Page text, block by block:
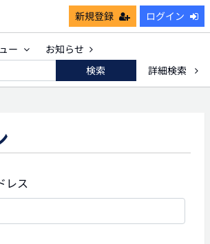
新規登録 ログイン
ー
お知らせ
検索
詳細検索
レス